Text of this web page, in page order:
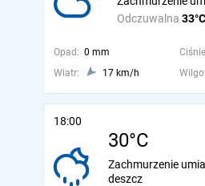
Odczuwalna 33°C
Opad: 0 mm
Wiatr:
17 km/h
18:00
30°C
Zachmurzenie
deszcz